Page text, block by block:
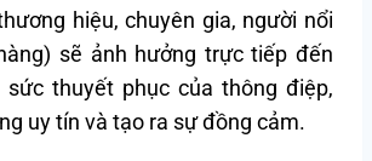
hiệu, chuyên gia, người nổi
sẽ ảnh hưởng trực tiếp đến
thuyết phục của thông điệp,
uy tín và tạo ra sự đồng cảm.